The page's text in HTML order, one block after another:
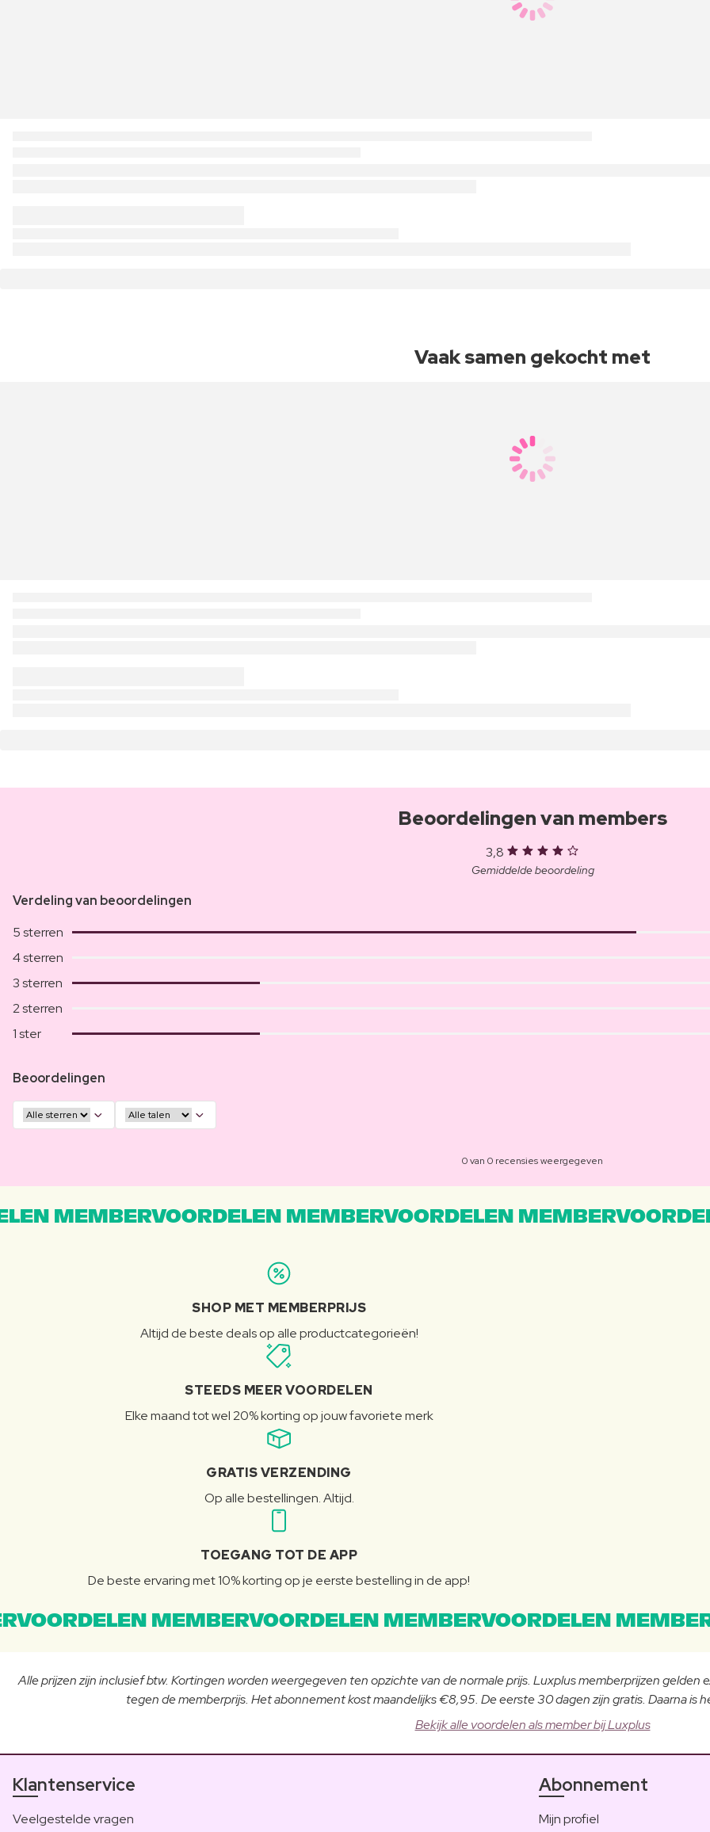
Vaak samen gekocht met
Beoordelingen van members
3,8
Gemiddelde beoordeling
Verdeling van beoordelingen
5 sterren
4 sterren
3 sterren
2 sterren
1 ster
Beoordelingen
0 van 0 recensies weergegeven
MEMBERVOORDELEN MEMBERVOORDELEN
SHOP MET MEMBERPRIJS
Altijd de beste deals op alle productcategorieën!
STEEDS MEER VOORDELEN
Elke maand tot wel 20% korting op jouw favoriete merk
GRATIS VERZENDING
Op alle bestellingen. Altijd.
TOEGANG TOT DE APP
De beste ervaring met 10% korting op je eerste bestelling in de app!
MEMBERVOORDELEN MEMBERVOORDELEN
Alle prijzen zijn inclusief btw. Kortingen worden weergegeven ten opzichte van de normale prijs. Luxplus memberprijzen
tegen de memberprijs. Het abonnement kost maandelijks €8,95. De eerste 30 dagen zijn gratis. Daarna is
Bekijk alle voordelen als member bij Luxplus
Klantenservice
Veelgestelde vragen
Abonnement
Mijn profiel